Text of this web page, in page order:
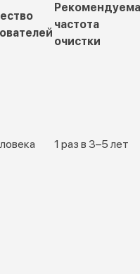
частота
очистки
1 раз в 3–5 лет